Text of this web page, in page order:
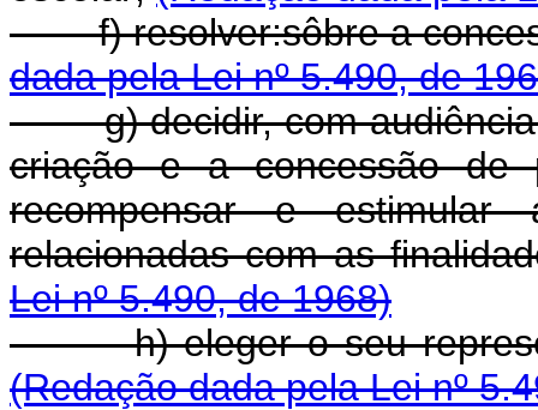
f) resolver:sôbre a
dada pela Lei nº 5.490, de
g) decidir, com audiência
criação e a concessão de
recompensar e estimular
relacionadas com as
Lei nº 5.490, de 1968)
h) eleger o seu
(Redação dada pela Lei nº